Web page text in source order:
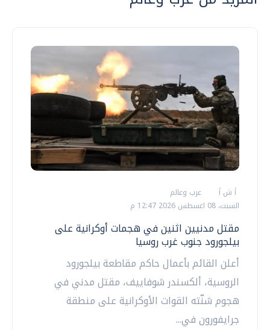
أ ش أ
عرب وعالم
السبت، 08 اغسطس 2026 12:47 م
مقتل مدنيين اثنين في هجمات أوكرانية على
بيلجورود جنوب غرب روسيا
أعلن القائم بأعمال حاكم مقاطعة بيلجورود
الروسية، ألكسندر شوفاييف، مقتل مدني في
هجوم شنّته القوات الأوكرانية على منطقة
جرايفورون في...